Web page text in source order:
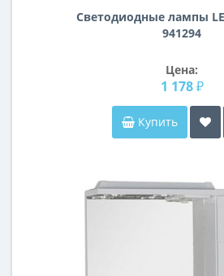
Светодиодные лампы
941294
Цена:
1 178 ₽
Купить